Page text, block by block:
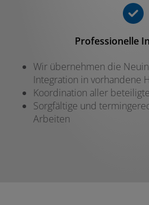
Professionelle
Wir übernehmen die
Integration in vorhandene
Koordination aller
Sorgfältige und
Arbeiten